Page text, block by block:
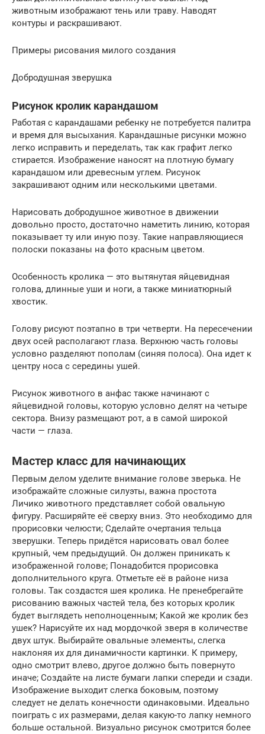
животным изображают тень или траву. Наводят
контуры и раскрашивают.
Примеры рисования милого создания
Добродушная зверушка
Рисунок кролик карандашом
Работая с карандашами ребенку не потребуется палитра
и время для высыхания. Карандашные рисунки можно
легко исправить и переделать, так как графит легко
стирается. Изображение наносят на плотную бумагу
карандашом или древесным углем. Рисунок
закрашивают одним или несколькими цветами.
Нарисовать добродушное животное в движении
довольно просто, достаточно наметить линию, которая
показывает ту или иную позу. Такие направляющиеся
полоски показаны на фото красным цветом.
Особенность кролика — это вытянутая яйцевидная
голова, длинные уши и ноги, а также миниатюрный
хвостик.
Голову рисуют поэтапно в три четверти. На пересечении
двух осей располагают глаза. Верхнюю часть головы
условно разделяют пополам (синяя полоса). Она идет к
центру носа с середины ушей.
Рисунок животного в анфас также начинают с
яйцевидной головы, которую условно делят на четыре
сектора. Внизу размещают рот, а в самой широкой
части — глаза.
Мастер класс для начинающих
Первым делом уделите внимание голове зверька. Не
изображайте сложные силуэты, важна простота
Личико животного представляет собой овальную
фигуру. Расширяйте её сверху вниз. Это необходимо для
прорисовки челюсти; Сделайте очертания тельца
зверушки. Теперь придётся нарисовать овал более
крупный, чем предыдущий. Он должен приникать к
изображенной голове; Понадобится прорисовка
дополнительного круга. Отметьте её в районе низа
головы. Так создастся шея кролика. Не пренебрегайте
рисованию важных частей тела, без которых кролик
будет выглядеть неполноценным; Какой же кролик без
ушек? Нарисуйте их над мордочкой зверя в количестве
двух штук. Выбирайте овальные элементы, слегка
наклоняя их для динамичности картинки. К примеру,
одно смотрит влево, другое должно быть повернуто
иначе; Создайте на листе бумаги лапки спереди и сзади.
Изображение выходит слегка боковым, поэтому
следует не делать конечности одинаковыми. Идеально
поиграть с их размерами, делая какую-то лапку немного
больше остальной. Визуально рисунок смотрится более